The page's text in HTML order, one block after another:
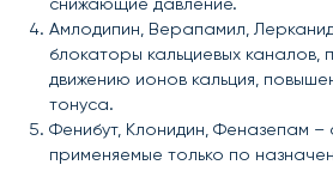
снижающие давление.
Амлодипин, Верапамил,
блокаторы кальциевых каналов,
движению ионов кальция,
тонуса.
Фенибут, Клонидин, Феназепам –
применяемые только по